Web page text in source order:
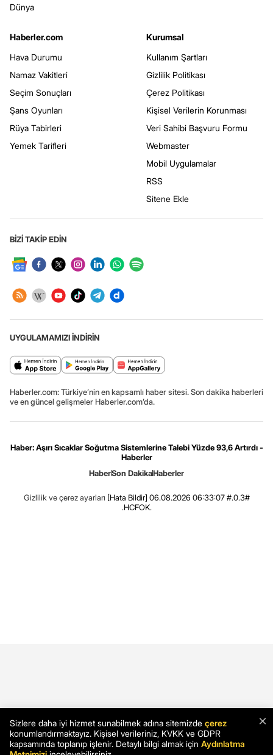
Dünya
Haberler.com
Hava Durumu
Namaz Vakitleri
Seçim Sonuçları
Şans Oyunları
Rüya Tabirleri
Yemek Tarifleri
Kurumsal
Kullanım Şartları
Gizlilik Politikası
Çerez Politikası
Kişisel Verilerin Korunması
Veri Sahibi Başvuru Formu
Webmaster
Mobil Uygulamalar
RSS
Sitene Ekle
BİZİ TAKİP EDİN
UYGULAMAMIZI İNDİRİN
Haberler.com: Türkiye’nin en kapsamlı haber sitesi. Son dakika haberleri
ve en güncel gelişmeler Haberler.com’da.
Haber: Aşırı Sıcaklar Soğutma Sistemlerine Talebi Yüzde 93,6 Artırdı -
Haberler
HaberSon DakikaHaberler
Gizlilik ve çerez ayarları [Hata Bildir] 06.08.2026 06:33:07 #.0.3#
.HCFOK.
×
Sizlere daha iyi hizmet sunabilmek adına sitemizde çerez
konumlandırmaktayız. Kişisel verileriniz, KVKK ve GDPR
kapsamında toplanıp işlenir. Detaylı bilgi almak için Aydınlatma